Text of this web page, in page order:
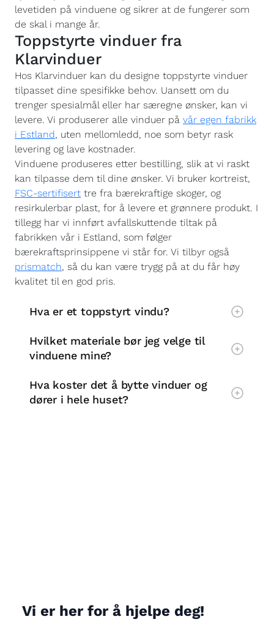
levetiden på vinduene og sikrer at de fungerer som
de skal i mange år.
Toppstyrte vinduer fra
Klarvinduer
Hos Klarvinduer kan du designe toppstyrte vinduer
tilpasset dine spesifikke behov. Uansett om du
trenger spesialmål eller har særegne ønsker, kan vi
levere. Vi produserer alle vinduer på vår egen fabrikk
i Estland, uten mellomledd, noe som betyr rask
levering og lave kostnader.
Vinduene produseres etter bestilling, slik at vi raskt
kan tilpasse dem til dine ønsker. Vi bruker kortreist,
FSC-sertifisert tre fra bærekraftige skoger, og
resirkulerbar plast, for å levere et grønnere produkt. I
tillegg har vi innført avfallskuttende tiltak på
fabrikken vår i Estland, som følger
bærekraftsprinsippene vi står for. Vi tilbyr også
prismatch, så du kan være trygg på at du får høy
kvalitet til en god pris.
Hva er et toppstyrt vindu?
Hvilket materiale bør jeg velge til
vinduene mine?
Hva koster det å bytte vinduer og
dører i hele huset?
Vi er her for å hjelpe deg!